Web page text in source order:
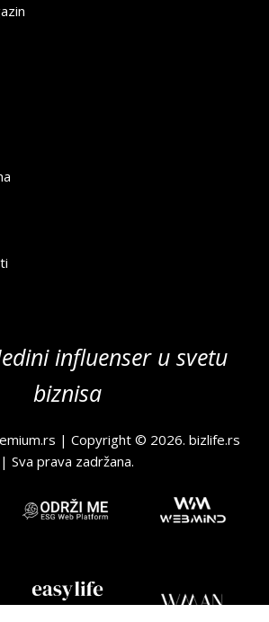
influenser u svetu
biznisa
| Copyright © 2026.bizlife.rs
| Sva prava zadržana.